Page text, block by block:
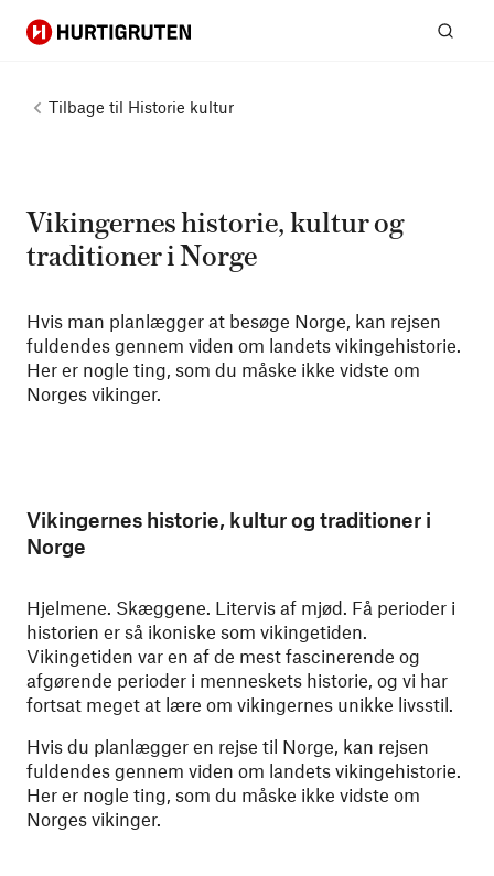
Hurtigruten
Tilbage til Historie kultur
Vikingernes historie, kultur og
traditioner i Norge
Hvis man planlægger at besøge Norge, kan rejsen
fuldendes gennem viden om landets vikingehistorie.
Her er nogle ting, som du måske ikke vidste om
Norges vikinger.
Vikingernes historie, kultur og traditioner i
Norge
Hjelmene. Skæggene. Litervis af mjød. Få perioder i
historien er så ikoniske som vikingetiden.
Vikingetiden var en af de mest fascinerende og
afgørende perioder i menneskets historie, og vi har
fortsat meget at lære om vikingernes unikke livsstil.
Hvis du planlægger en rejse til Norge, kan rejsen
fuldendes gennem viden om landets vikingehistorie.
Her er nogle ting, som du måske ikke vidste om
Norges vikinger.